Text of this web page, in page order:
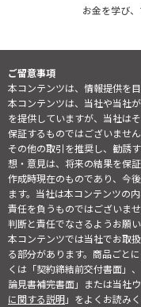
お金を学び
ご留意事項
本コンテンツは、情報提供を
本コンテンツは、当社や当社
を提供していますが、当社は
保証するものではございませ
その他の取引を推奨し、勧誘
想・意見は、将来の結果を保
作成時現在のものであり、今
ます。当社は本コンテンツの
責任を負うものではございま
判断と責任でなさるようお願い
本コンテンツでは当社でお取
る部分があります。商品ごと
くは「契約締結前交付書面」
論見書補完書面」または当社
に関する説明」をよくお読みく